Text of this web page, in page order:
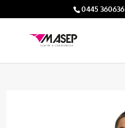
0445 360636